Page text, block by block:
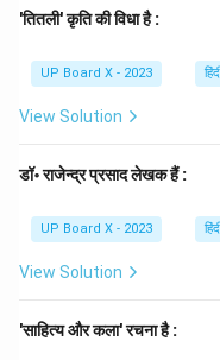
अमृत राय को 1963 में
Step 3: Final Answer
अतः, 'कलम का सिपाही'
'तितली' कृति की विधा है :
UP Board X - 2023
View Solution
डॉ॰ राजेन्द्र प्रसाद लेखक हैं :
UP Board X - 2023
View Solution
'साहित्य और कला' रचना है :